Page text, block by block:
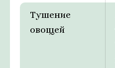
Тушение
овощей